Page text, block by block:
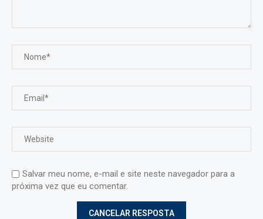
Salvar meu nome, e-mail e site neste navegador para a
próxima vez que eu comentar.